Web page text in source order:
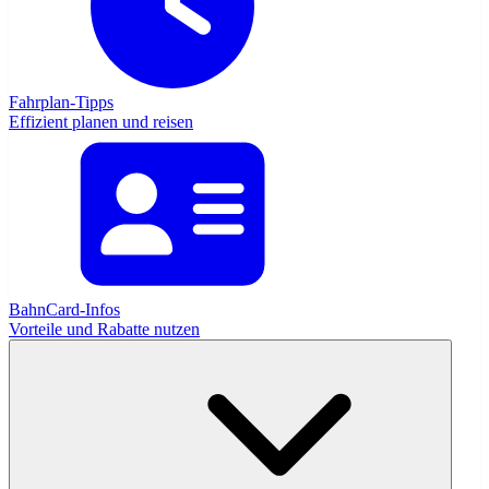
Fahrplan-Tipps
Effizient planen und reisen
BahnCard-Infos
Vorteile und Rabatte nutzen